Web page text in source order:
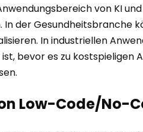
von KI
der Gesundheitsbranche
In industriellen
bevor es zu kostspieligen
Low-Code/No-